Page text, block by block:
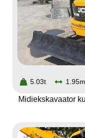
5.03t 1.95m
Midiekskavaator